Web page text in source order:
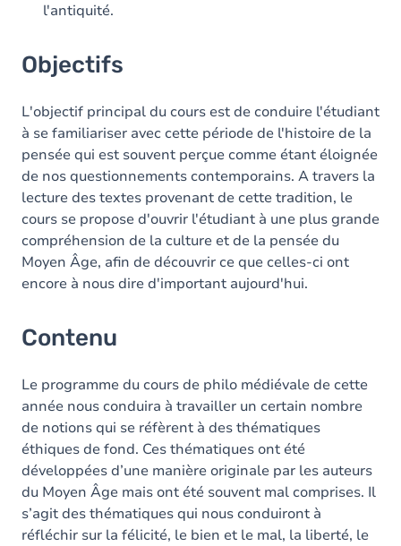
l'antiquité.
Objectifs
L'objectif principal du cours est de conduire l'étudiant
à se familiariser avec cette période de l'histoire de la
pensée qui est souvent perçue comme étant éloignée
de nos questionnements contemporains. A travers la
lecture des textes provenant de cette tradition, le
cours se propose d'ouvrir l'étudiant à une plus grande
compréhension de la culture et de la pensée du
Moyen Âge, afin de découvrir ce que celles-ci ont
encore à nous dire d'important aujourd'hui.
Contenu
Le programme du cours de philo médiévale de cette
année nous conduira à travailler un certain nombre
de notions qui se réfèrent à des thématiques
éthiques de fond. Ces thématiques ont été
développées d’une manière originale par les auteurs
du Moyen Âge mais ont été souvent mal comprises. Il
s’agit des thématiques qui nous conduiront à
réfléchir sur la félicité, le bien et le mal, la liberté, le